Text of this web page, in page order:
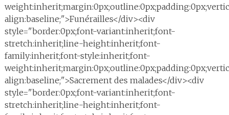
align:baseline;">Funérailles</div><div
style="border:0px;font-variant:inherit;font-
stretch:inherit;line-height:inherit;font-
family:inherit;font-style:inherit;font-
align:baseline;">Sacrement des malades</div><div
style="border:0px;font-variant:inherit;font-
stretch:inherit;line-height:inherit;font-